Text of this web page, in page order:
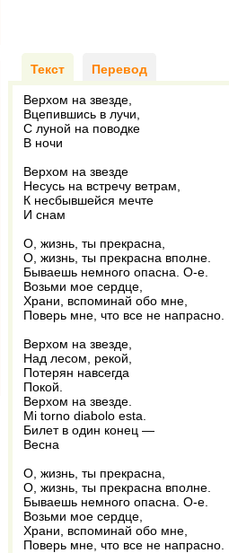
Текст Перевод
Верхом на звезде,
Вцепившись в лучи,
С луной на поводке
В ночи
Верхом на звезде
Несусь на встречу ветрам,
К несбывшейся мечте
И снам
О, жизнь, ты прекрасна,
О, жизнь, ты прекрасна вполне.
Бываешь немного опасна. О-е.
Возьми мое сердце,
Храни, вспоминай обо мне,
Поверь мне, что все не напрасно.
Верхом на звезде,
Над лесом, рекой,
Потерян навсегда
Покой.
Верхом на звезде.
Mi torno diabolo esta.
Билет в один конец —
Весна
О, жизнь, ты прекрасна,
О, жизнь, ты прекрасна вполне.
Бываешь немного опасна. О-е.
Возьми мое сердце,
Храни, вспоминай обо мне,
Поверь мне, что все не напрасно.